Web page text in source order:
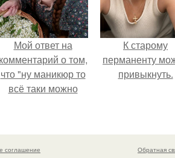
The ONE Hypnotic
Depth.
Мой ответ на
комментарий о том,
что "ну маникюр то
всё таки можно
К старому
перманенту
привыкнуть.
соглашение Обратная